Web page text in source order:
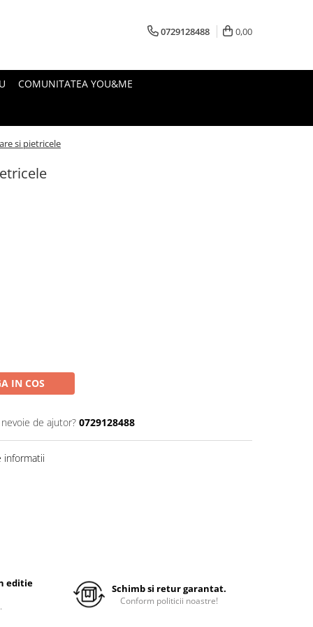
0729128488 0,00
COMUNITATEA YOU&ME
si pietricele
IN COS
de ajutor? 0729128488
informatii
editie Schimb si retur garantat.
Conform politicii noastre!